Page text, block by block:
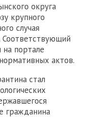
округа
крупного
случая
Соответствующий
на портале
актов.
стал
гражданина